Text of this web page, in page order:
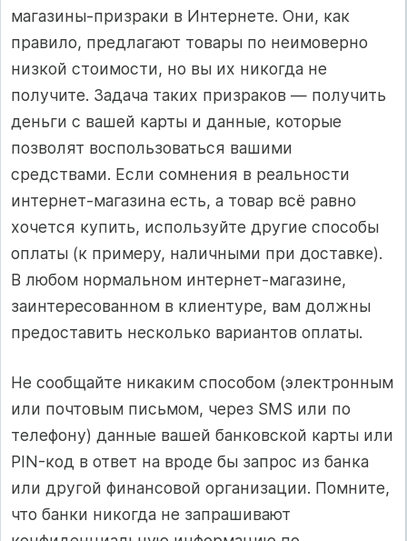
магазины-призраки в Интернете. Они, как
правило, предлагают товары по неимоверно
низкой стоимости, но вы их никогда не
получите. Задача таких призраков — получить
деньги с вашей карты и данные, которые
позволят воспользоваться вашими
средствами. Если сомнения в реальности
интернет-магазина есть, а товар всё равно
хочется купить, используйте другие способы
оплаты (к примеру, наличными при доставке).
В любом нормальном интернет-магазине,
заинтересованном в клиентуре, вам должны
предоставить несколько вариантов оплаты.
Не сообщайте никаким способом (электронным
или почтовым пись­мом, через SMS или по
телефону) данные вашей банковской карты или
PIN-код в ответ на вроде бы запрос из банка
или другой финансовой организации. Помните,
что банки никогда не запрашивают